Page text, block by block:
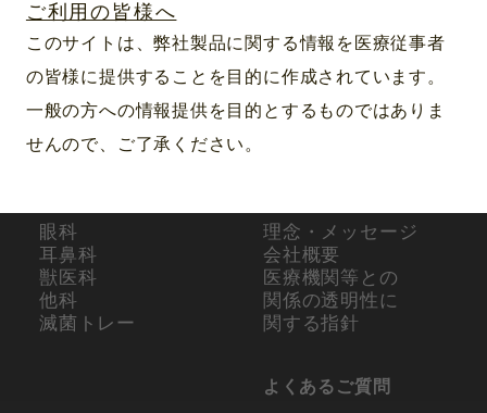
ご利用の皆様へ
このサイトは、弊社製品に関する情報を医療従事者
の皆様に提供することを目的に作成されています。
一般の方への情報提供を目的とするものではありま
せんので、ご了承ください。
眼科
耳鼻科
獣医科
他科
滅菌トレー
理念・メッセージ
会社概要
医療機関等との
関係の透明性に
関する指針
よくあるご質問